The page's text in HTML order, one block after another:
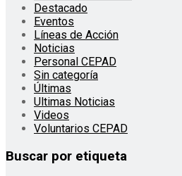
Destacado
Eventos
Líneas de Acción
Noticias
Personal CEPAD
Sin categoría
Últimas
Ultimas Noticias
Videos
Voluntarios CEPAD
Buscar por etiqueta